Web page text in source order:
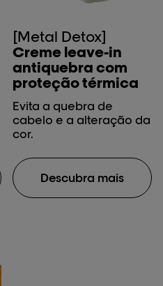
[Metal Detox]
Creme leave-in
antiquebra com
proteção térmica
Evita a quebra de
cabelo e a alteração da
cor.
Descubra mais